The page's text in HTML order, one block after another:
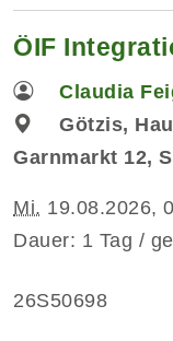
ÖIF
Claudia
Götzis,
Garnmarkt 12,
Mi. 19.08.2026,
Dauer: 1 Tag /
26S50698